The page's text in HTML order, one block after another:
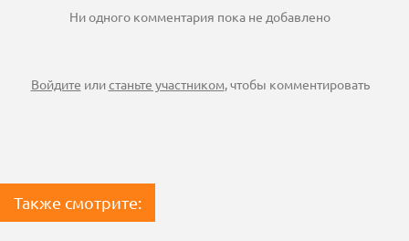
Ни одного комментария пока не добавлено
Войдите илистаньте участником, чтобы комментировать
Также смотрите: